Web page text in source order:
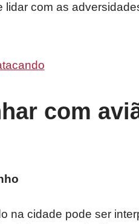
com as
com
na cidade pode ser